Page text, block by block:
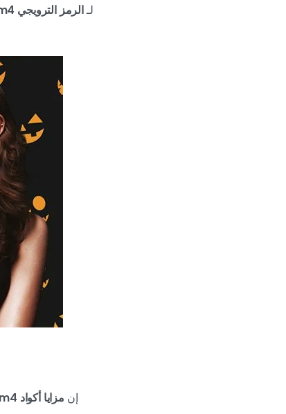
لـالرمز الترويجي Cam4
إن مزايا أكواد Cam4 الترويجية